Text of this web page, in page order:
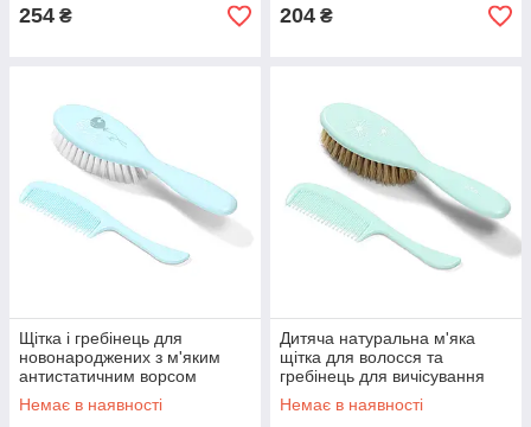
254 ₴ 204 ₴
Щітка і гребінець для
новонароджених з м'яким
антистатичним ворсом
дитячий набір 2 предмети
BabyOno бірюзовий
Немає в наявності
Дитяча натуральна м'яка
щітка для волосся та
гребінець для вичісування
кірочок Baby Ono Бірюзовий
Немає в наявності